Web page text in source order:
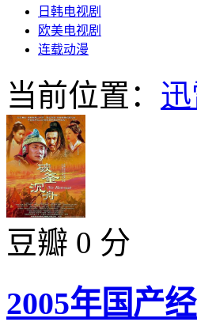
日韩电视剧
欧美电视剧
连载动漫
当前位置：
豆瓣 0 分
2005年国产